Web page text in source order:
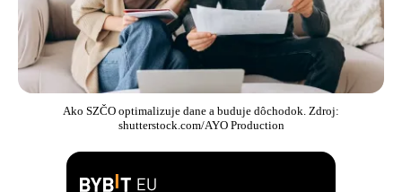
Ako SZČO optimalizuje dane a buduje dôchodok. Zdroj:
shutterstock.com/AYO Production